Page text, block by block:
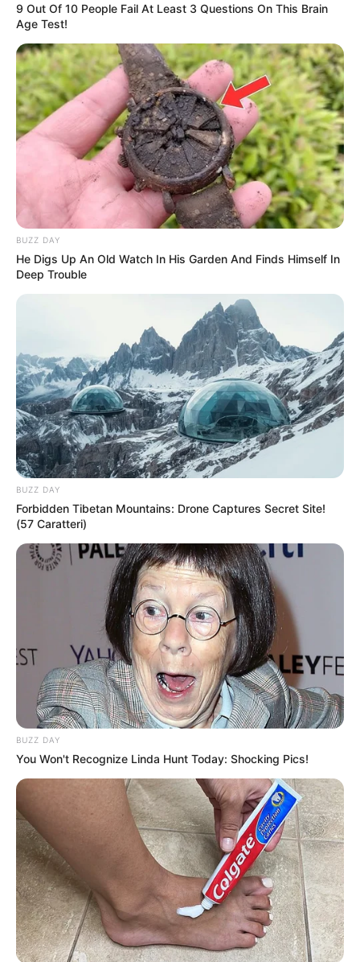
9 Out Of 10 People Fail At Least 3 Questions On This Brain
Age Test!
BUZZ DAY
He Digs Up An Old Watch In His Garden And Finds Himself In
Deep Trouble
BUZZ DAY
Forbidden Tibetan Mountains: Drone Captures Secret Site!
(57 Caratteri)
BUZZ DAY
You Won't Recognize Linda Hunt Today: Shocking Pics!